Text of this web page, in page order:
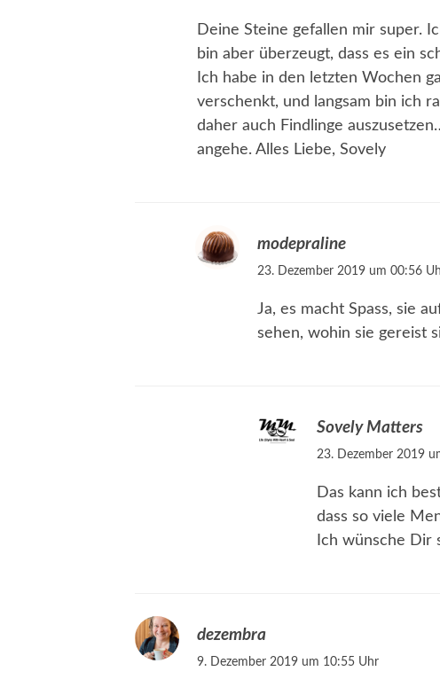
Deine Steine gefallen mir super.
bin aber überzeugt, dass es ein
Ich habe in den letzten Wochen
verschenkt, und langsam bin ich
daher auch Findlinge
angehe. Alles Liebe, Sovely
modepraline
23. Dezember 2019 um 00:56
Ja, es macht Spass, sie
sehen, wohin sie gereist
Sovely Matters
23. Dezember 2019
Das kann ich
dass so viele
Ich wünsche Dir
dezembra
9. Dezember 2019 um 10:55 Uhr